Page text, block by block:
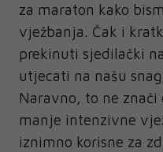
za maraton kako
vježbanja. Čak i
prekinuti sjedilački
utjecati na našu
Naravno, to ne
manje intenzivne
iznimno korisne za